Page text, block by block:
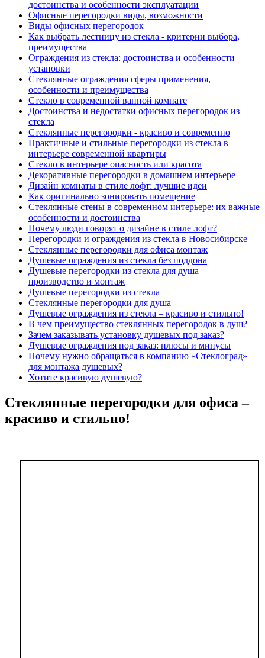
достоинства и особенности эксплуатации
Офисные перегородки виды, возможности
Виды офисных перегородок
Как выбрать лестницу из стекла - критерии выбора,
преимущества
Ограждения из стекла: достоинства и особенности
установки
Стеклянные ограждения сферы применения,
особенности и преимущества
Стекло в современной ванной комнате
Достоинства и недостатки офисных перегородок из
стекла
Стеклянные перегородки - красиво и современно
Практичные и стильные перегородки из стекла в
интерьере современной квартиры
Стекло в интерьере опасность или красота
Декоративные перегородки в домашнем интерьере
Дизайн комнаты в стиле лофт: лучшие идеи
Как оригинально зонировать помещение
Стеклянные стены в современном интерьере: их важные
особенности и достоинства
Почему люди говорят о дизайне в стиле лофт?
Перегородки и ограждения из стекла в Новосибирске
Стеклянные перегородки для офиса монтаж
Душевые ограждения из стекла без поддона
Душевые перегородки из стекла для душа –
производство и монтаж
Душевые перегородки из стекла
Стеклянные перегородки для душа
Душевые ограждения из стекла – красиво и стильно!
В чем преимущество стеклянных перегородок в душ?
Зачем заказывать установку душевых под заказ?
Душевые ограждения под заказ: плюсы и минусы
Почему нужно обращаться в компанию «Стеклоград»
для монтажа душевых?
Хотите красивую душевую?
Стеклянные перегородки для офиса –
красиво и стильно!